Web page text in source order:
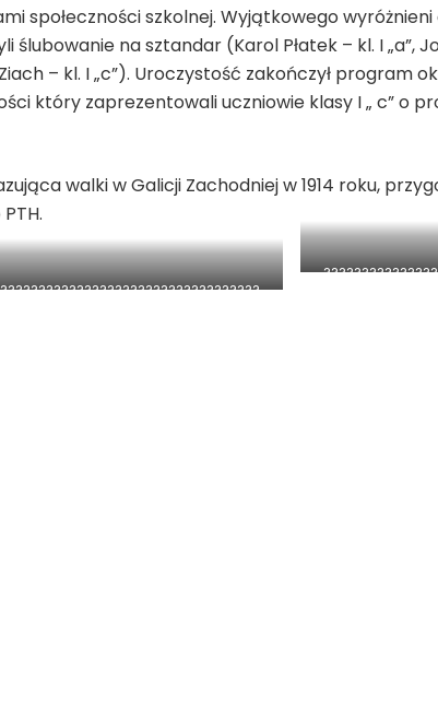
społeczności szkolnej. Wyjątkowego
ślubowanie na sztandar (Karol Płatek – kl. I „a”,
Ziach – kl. I „c”). Uroczystość zakończył program
który zaprezentowali uczniowie klasy I „ c” o
walki w Galicji Zachodniej w 1914 roku,